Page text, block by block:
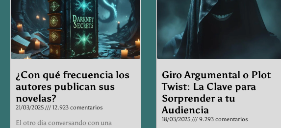
¿Con qué frecuencia los
autores publican sus
novelas?
21/03/2025 12.923 comentarios
El otro día conversando con una
Giro Argumental o Plot
Twist: La Clave para
Sorprender a tu
Audiencia
18/03/2025 9.293 comentarios